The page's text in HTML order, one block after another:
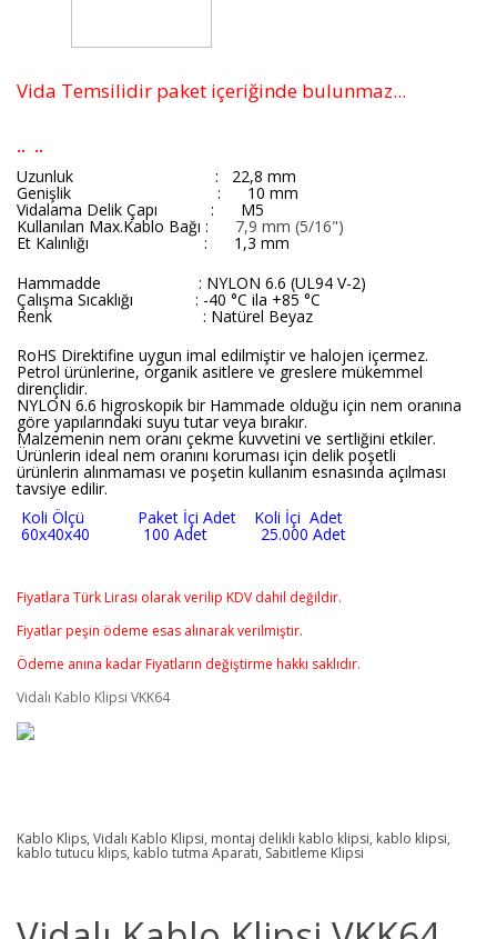
Vida Temsilidir paket içeriğinde bulunmaz...
.. ..
Uzunluk : 22,8 mm
Genişlik : 10 mm
Vidalama Delik Çapı : M5
Kullanılan Max.Kablo Bağı : 7,9 mm (5/16")
Et Kalınlığı : 1,3 mm
Hammadde : NYLON 6.6 (UL94 V-2)
Çalışma Sıcaklığı : -40 °C ila +85 °C
Renk : Natürel Beyaz
RoHS Direktifine uygun imal edilmiştir ve halojen içermez.
Petrol ürünlerine, organik asitlere ve greslere mükemmel
dirençlidir.
NYLON 6.6 higroskopik bir Hammade olduğu için nem oranına
göre yapılarındaki suyu tutar veya bırakır.
Malzemenin nem oranı çekme kuvvetini ve sertliğini etkiler.
Ürünlerin ideal nem oranını koruması için delik poşetli
ürünlerin alınmaması ve poşetin kullanım esnasında açılması
tavsiye edilir.
Koli Ölçü Paket İçi Adet Koli İçi Adet
60x40x40 100 Adet 25.000 Adet
Fiyatlara Türk Lirası olarak verilip KDV dahil değildir.
Fiyatlar peşin ödeme esas alınarak verilmiştir.
Ödeme anına kadar Fiyatların değiştirme hakkı saklıdır.
Vidalı Kablo Klipsi VKK64
Kablo Klips, Vidalı Kablo Klipsi, montaj delikli kablo klipsi, kablo klipsi,
kablo tutucu klips, kablo tutma Aparatı, Sabitleme Klipsi